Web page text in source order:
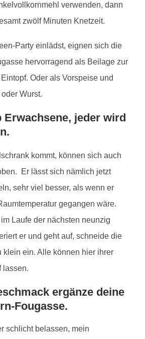
verwenden, dann
zwölf Minuten Knetzeit.
Party einlädst, eignen sich die
hervorragend als Beilage zur
Oder als Vorspeise und
Wurst.
Erwachsene, jeder wird
kommt, können sich auch
Er lässt sich nämlich jetzt
sehr viel besser, als wenn er
gegangen wäre.
Laufe der nächsten neunzig
er und geht auf, schneide die
klein ein. Alle können hier ihrer
lassen.
ergänze deine
Fougasse.
schlicht belassen, mein